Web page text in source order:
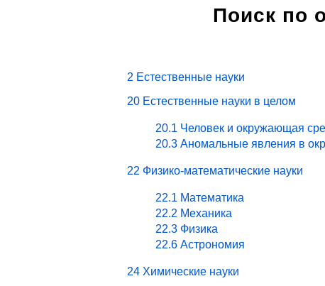
Поиск по
2 Естественные науки
20 Естественные науки в целом
20.1 Человек и окружающая
20.3 Аномальные явления в
22 Физико-математические науки
22.1 Математика
22.2 Механика
22.3 Физика
22.6 Астрономия
24 Химические науки